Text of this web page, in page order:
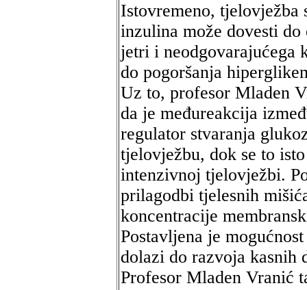
Istovremeno, tjelovježba
inzulina može dovesti
jetri i neodgovarajućega
do pogoršanja
Uz to, profesor Mladen
da je međureakcija
regulator stvaranja
tjelovježbu, dok se to
intenzivnoj tjelovježbi.
prilagodbi tjelesnih
koncentracije
Postavljena je
dolazi do razvoja
Profesor Mladen Vranić